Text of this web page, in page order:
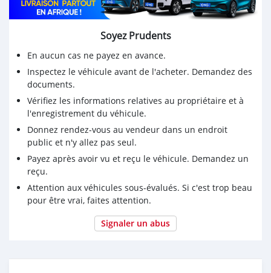
Soyez Prudents
En aucun cas ne payez en avance.
Inspectez le véhicule avant de l'acheter. Demandez des
documents.
Vérifiez les informations relatives au propriétaire et à
l'enregistrement du véhicule.
Donnez rendez-vous au vendeur dans un endroit
public et n'y allez pas seul.
Payez après avoir vu et reçu le véhicule. Demandez un
reçu.
Attention aux véhicules sous-évalués. Si c'est trop beau
pour être vrai, faites attention.
Signaler un abus